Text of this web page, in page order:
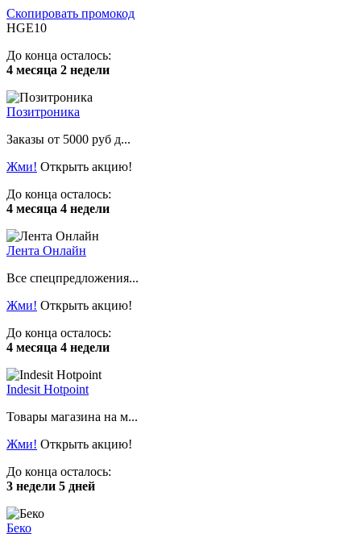
Скопировать промокод
HGE10
До конца осталось:
4 месяца 2 недели
Позитроника
Заказы от 5000 руб д...
Жми! Открыть акцию!
До конца осталось:
4 месяца 4 недели
Лента Онлайн
Все спецпредложения...
Жми! Открыть акцию!
До конца осталось:
4 месяца 4 недели
Indesit Hotpoint
Товары магазина на м...
Жми! Открыть акцию!
До конца осталось:
3 недели 5 дней
Беко